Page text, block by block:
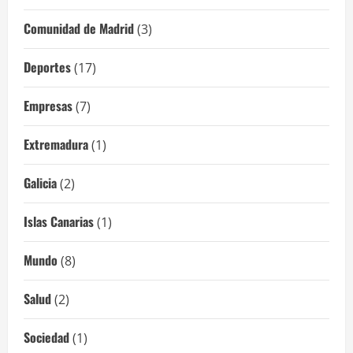
Comunidad de Madrid(3)
Deportes(17)
Empresas(7)
Extremadura(1)
Galicia(2)
Islas Canarias(1)
Mundo (8)
Salud(2)
Sociedad(1)